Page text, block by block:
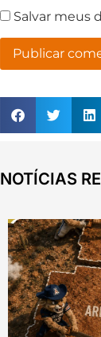
Salvar meus
NOTÍCIAS